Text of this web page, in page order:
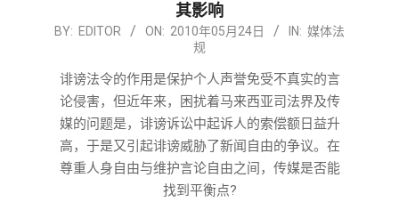
其影响
2010-
24
BY: EDITOR ON: 2010年05月24日 IN: 媒体法
规
诽谤法令的作用是保护个人声誉免受不真实的言
论侵害，但近年来，困扰着马来西亚司法界及传
媒的问题是，诽谤诉讼中起诉人的索偿额日益升
高，于是又引起诽谤威胁了新闻自由的争议。在
尊重人身自由与维护言论自由之间，传媒是否能
找到平衡点?